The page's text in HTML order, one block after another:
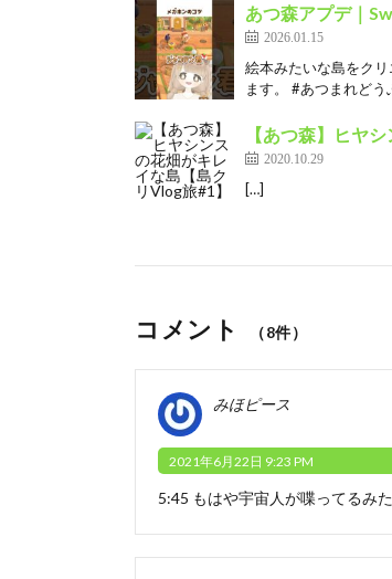
あつ森アプデ｜
2026.01.15
絵本みたいな島をク
ます。 #あつまれど
【あつ森】ヒヤ
2020.10.29
[…]
コメント （8件）
みほピース
2021年6月22日 9:23 PM
5:45 もはや宇宙人が喋ってるみ